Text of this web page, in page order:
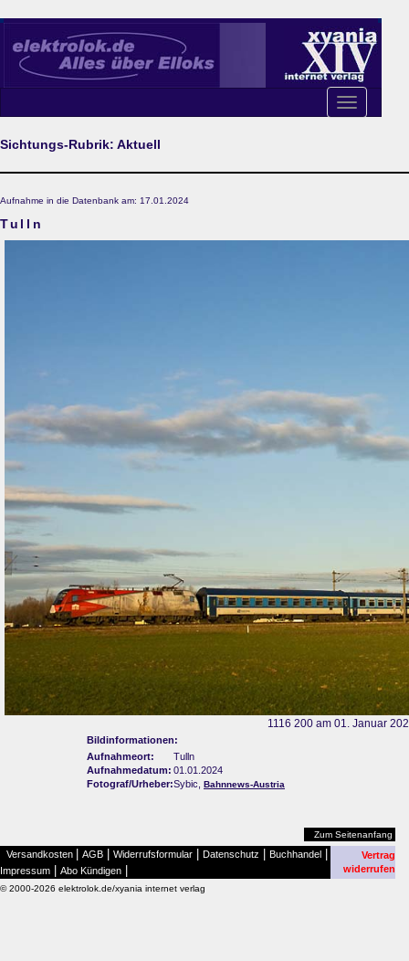
Toggle
navigation
Sichtungs-Rubrik: Aktuell
Aufnahme in die Datenbank am: 17.01.2024
Tulln
1116 200 am 01. Januar
Bildinformationen:
Aufnahmeort:
Tulln
Aufnahmedatum: 01.01.2024
Fotograf/Urheber:Sybic, Bahnnews-Austria
Zum Seitenanfang
Versandkosten AGB Widerrufsformular Datenschutz Buchhandel
Impressum Abo Kündigen
Vertrag
widerrufen
© 2000-2026 elektrolok.de/xyania internet verlag